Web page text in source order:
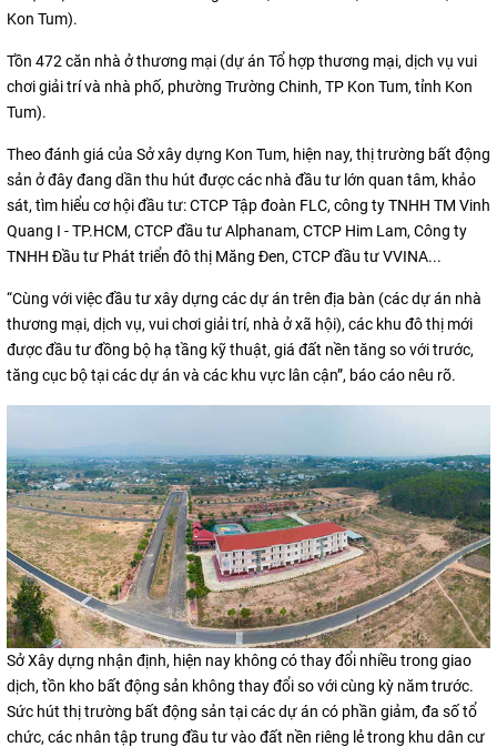
Kon Tum).
Tồn 472 căn nhà ở thương mại (dự án Tổ hợp thương mại, dịch vụ vui
chơi giải trí và nhà phố, phường Trường Chinh, TP Kon Tum, tỉnh Kon
Tum).
Theo đánh giá của Sở xây dựng Kon Tum, hiện nay, thị trường bất động
sản ở đây đang dần thu hút được các nhà đầu tư lớn quan tâm, khảo
sát, tìm hiểu cơ hội đầu tư: CTCP Tập đoàn FLC, công ty TNHH TM Vinh
Quang I - TP.HCM, CTCP đầu tư Alphanam, CTCP Him Lam, Công ty
TNHH Đầu tư Phát triển đô thị Măng Đen, CTCP đầu tư VVINA...
“Cùng với việc đầu tư xây dựng các dự án trên địa bàn (các dự án nhà
thương mại, dịch vụ, vui chơi giải trí, nhà ở xã hội), các khu đô thị mới
được đầu tư đồng bộ hạ tầng kỹ thuật, giá đất nền tăng so với trước,
tăng cục bộ tại các dự án và các khu vực lân cận”, báo cáo nêu rõ.
Sở Xây dựng nhận định, hiện nay không có thay đổi nhiều trong giao
dịch, tồn kho bất động sản không thay đổi so với cùng kỳ năm trước.
Sức hút thị trường bất động sản tại các dự án có phần giảm, đa số tổ
chức, các nhân tập trung đầu tư vào đất nền riêng lẻ trong khu dân cư